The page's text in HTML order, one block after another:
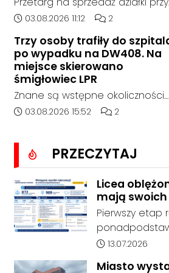
śląskim.
Zespole Szkół Technicznych i
Kędzierzynie-Koźlu zakończył się
bez rozstrzygnięcia. Mimo
wcześniejszego zainteresowania
terenem ze strony sieci Dino, do
postępowania nie zgłosił się
żaden oferent.
Data dodania artykułu:
03.08.2026 11:12 Liczba
2
Trzy osoby trafiły do
po wypadku na DW408. Na
miejsce skierowano
śmigłowiec LPR
Znane są wstępne okoliczności
zdarzenia drogowego, do
408 pomiędzy Starym Koźlem a
Bierawą.
Data dodania artykułu:
03.08.2026 15:52 Liczba
2
PRZECZYTAJ
Licea
mają
wstępne
szkół w
Pierwszy etap
prowadzonych
Data dodania
13.07.2026
Miasto